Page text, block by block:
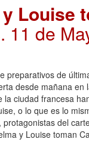
Louise
. 11 de
preparativos de
desde mañana en
la ciudad francesa
o lo que es lo
protagonistas del
y Louise toman